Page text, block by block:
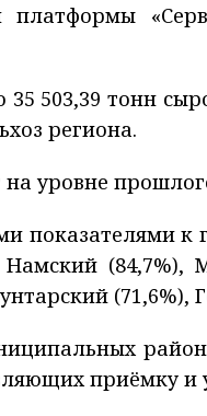
35 503,39 тонн
региона.
на уровне
показателями к
(84,7%),
(71,6%),
приёмку и